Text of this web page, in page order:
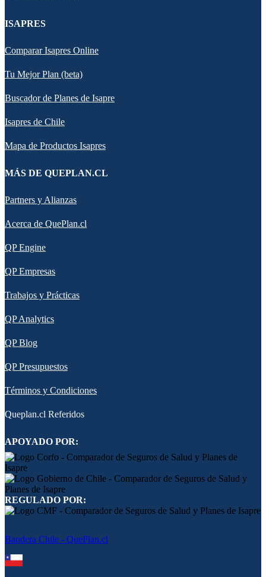
ISAPRES
Comparar Isapres Online
Tu Mejor Plan (beta)
Buscador de Planes de Isapre
Isapres de Chile
Mapa de Productos Isapres
MÁS DE QUEPLAN.CL
Partners y Alianzas
Acerca de QuePlan.cl
QP Engine
QP Empresas
Trabajos y Prácticas
QP Analytics
QP Blog
QP Presupuestos
Términos y Condiciones
Queplan.cl Referidos
APOYADO POR:
REGULADO POR:
Bandera Chile - QuePlan.cl